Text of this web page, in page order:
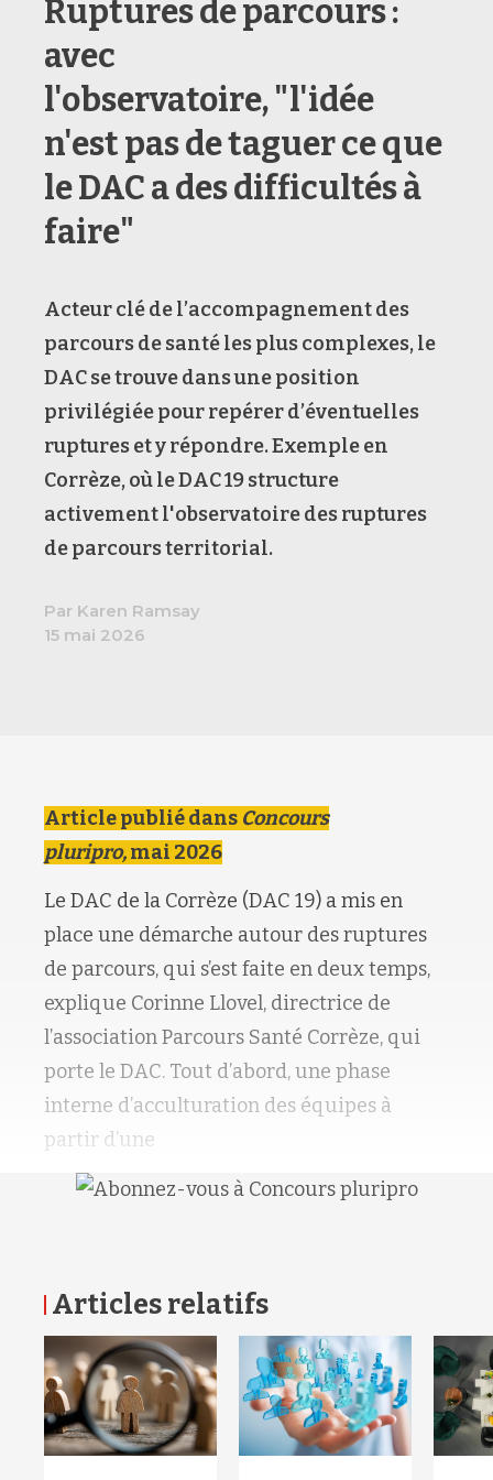
Ruptures de parcours :
avec
l'observatoire, "l'idée
n'est pas de taguer ce que
le DAC a des difficultés à
faire"
Acteur clé de l’accompagnement des
parcours de santé les plus complexes, le
DAC se trouve dans une position
privilégiée pour repérer d’éventuelles
ruptures et y répondre. Exemple en
Corrèze, où le DAC 19 structure
activement l'observatoire des ruptures
de parcours territorial.
Par Karen Ramsay
15 mai 2026
Article publié dans Concours
pluripro,mai 2026
Le DAC de la Corrèze (DAC 19) a mis en
place une démarche autour des ruptures
de parcours, qui s’est faite en deux temps,
explique Corinne Llovel, directrice de
l’association Parcours Santé Corrèze, qui
porte le DAC. Tout d’abord, une phase
interne d’acculturation des équipes à
partir d’une
Articles relatifs
RETOUR HAUT DE PAGE